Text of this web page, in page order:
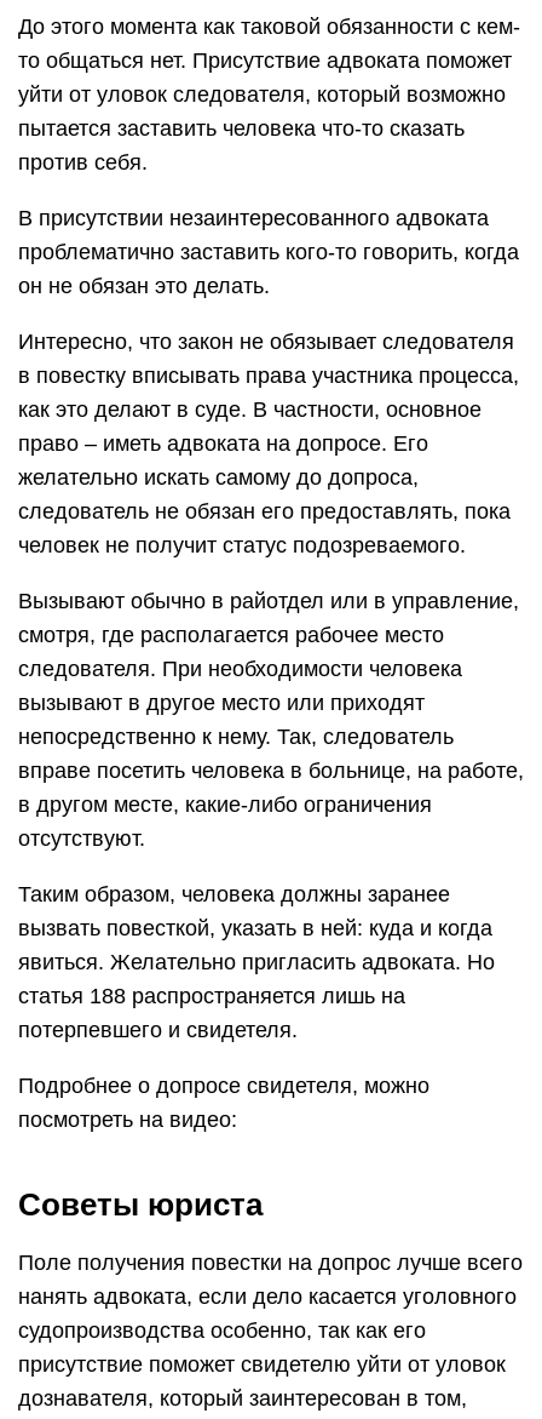
До этого момента как таковой обязанности с кем-
то общаться нет. Присутствие адвоката поможет
уйти от уловок следователя, который возможно
пытается заставить человека что-то сказать
против себя.
В присутствии незаинтересованного адвоката
проблематично заставить кого-то говорить, когда
он не обязан это делать.
Интересно, что закон не обязывает следователя
в повестку вписывать права участника процесса,
как это делают в суде. В частности, основное
право – иметь адвоката на допросе. Его
желательно искать самому до допроса,
следователь не обязан его предоставлять, пока
человек не получит статус подозреваемого.
Вызывают обычно в райотдел или в управление,
смотря, где располагается рабочее место
следователя. При необходимости человека
вызывают в другое место или приходят
непосредственно к нему. Так, следователь
вправе посетить человека в больнице, на работе,
в другом месте, какие-либо ограничения
отсутствуют.
Таким образом, человека должны заранее
вызвать повесткой, указать в ней: куда и когда
явиться. Желательно пригласить адвоката. Но
статья 188 распространяется лишь на
потерпевшего и свидетеля.
Подробнее о допросе свидетеля, можно
посмотреть на видео:
Советы юриста
Поле получения повестки на допрос лучше всего
нанять адвоката, если дело касается уголовного
судопроизводства особенно, так как его
присутствие поможет свидетелю уйти от уловок
дознавателя, который заинтересован в том,